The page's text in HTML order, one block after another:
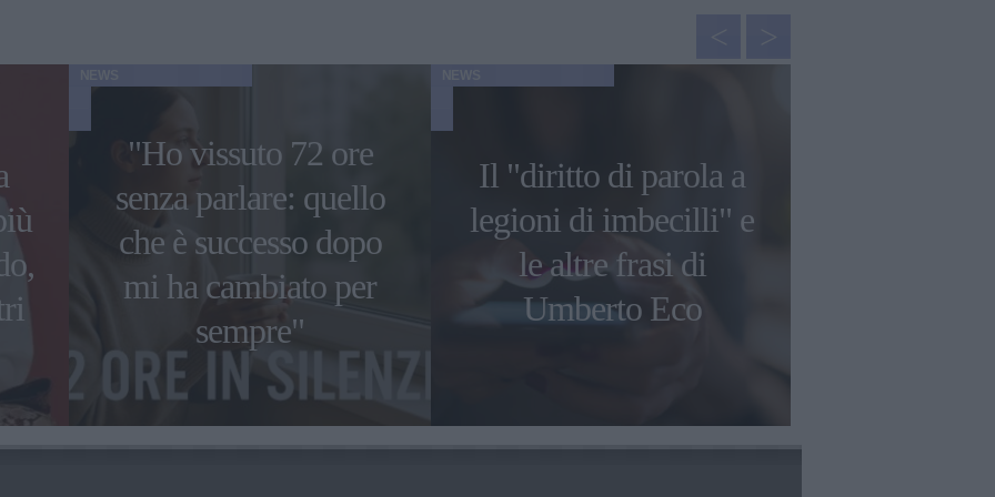
"Ho vissuto 72 ore
senza parlare: quello
che è successo dopo
mi ha cambiato per
sempre"
Il "diritto di parola a
legioni di imbecilli" e
le altre frasi di
Umberto Eco